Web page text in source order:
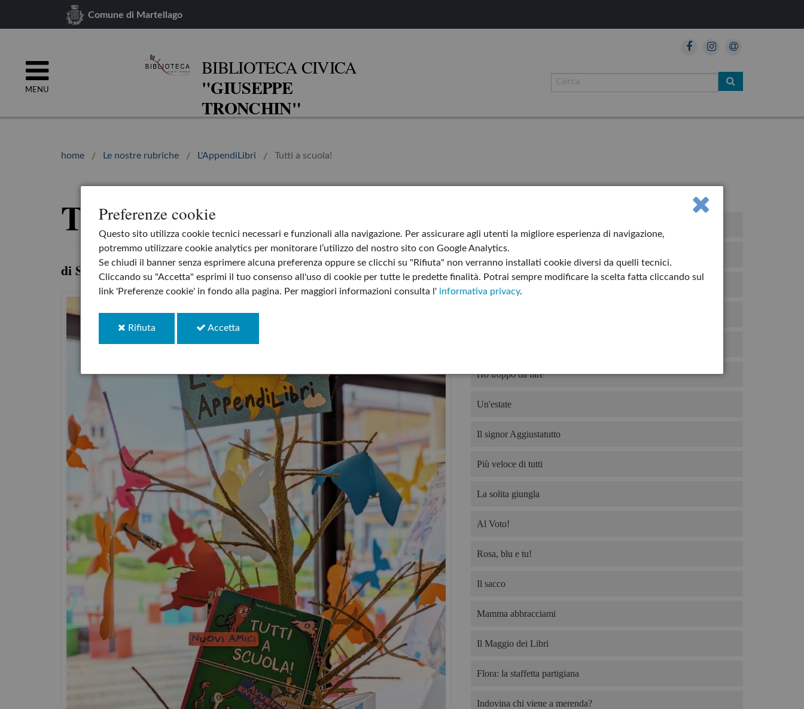
Preferenze cookie
Questo sito utilizza cookie tecnici necessari e funzionali alla navigazione. Per assicurare agli utenti la migliore esperienza di navigazione,
potremmo utilizzare cookie analytics per monitorare l’utilizzo del nostro sito con Google Analytics.
Se chiudi il banner senza esprimere alcuna preferenza oppure se clicchi su "Rifiuta" non verranno installati cookie diversi da quelli tecnici.
Cliccando su "Accetta" esprimi il tuo consenso all'uso di cookie per tutte le predette finalità. Potrai sempre modificare la scelta fatta cliccando sul
link 'Preferenze cookie' in fondo alla pagina. Per maggiori informazioni consulta l' informativa privacy.
Rifiuta Accetta
Comune di Martellago
MENU
BIBLIOTECA CIVICA
"GIUSEPPE
TRONCHIN"
home Le nostre rubriche L'AppendiLibri Tutti a scuola!
Tutti a scuola!
di Samir Senoussi & Henri Fellner
Il bambino pisciolino
I sette letti di Ghiro
Ho troppo da fare
Un'estate
Il signor Aggiustatutto
Più veloce di tutti
La solita giungla
Al Voto!
Rosa, blu e tu!
Il sacco
Mamma abbracciami
Il Maggio dei Libri
Flora: la staffetta partigiana
Indovina chi viene a merenda?